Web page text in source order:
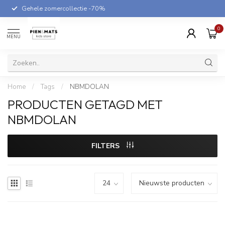
Gehele zomercollectie -70%
MENU
0
Home / Tags / NBMDOLAN
PRODUCTEN GETAGD MET
NBMDOLAN
FILTERS